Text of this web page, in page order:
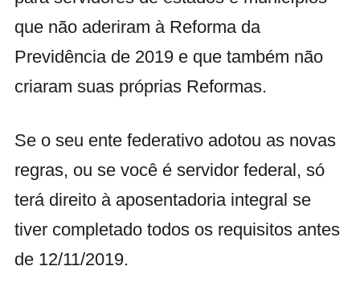
que não aderiram à Reforma da
Previdência de 2019 e que também não
criaram suas próprias Reformas.
Se o seu ente federativo adotou as novas
regras, ou se você é servidor federal, só
terá direito à aposentadoria integral se
tiver completado todos os requisitos antes
de 12/11/2019.